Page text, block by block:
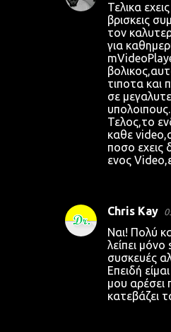
Τελικα
βρισκεις
τον
για
τιποτα και
σε
υπολοιπους.
Τελος,το
καθε
ποσο εχεις
ενος
Chris Kay
Ναι! Πολύ
λείπει
συσκευές
Επειδή
μου αρέσει
κατεβάζει